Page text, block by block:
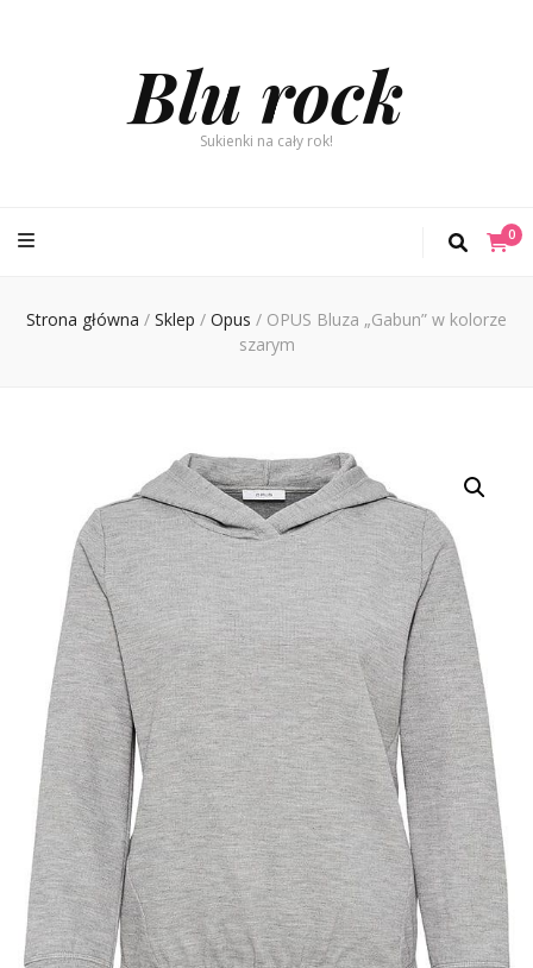
Blu rock
Sukienki na cały rok!
0
Strona główna / Sklep / Opus / OPUS Bluza „Gabun” w kolorze
szarym